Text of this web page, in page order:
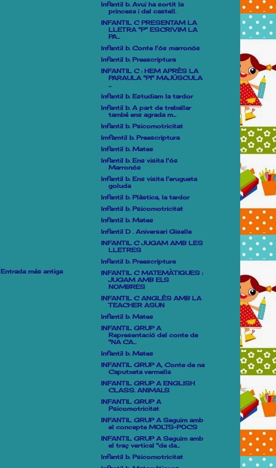
Entrada més antiga
Infantil b. Avui ha sortit la
princesa i del castell.
INFANTIL C PRESENTAM LA
LLETRA "P" ESCRIVIM LA
PA...
Infantil b. Conte l'ós marronós
Infantil b. Preescriptura
INFANTIL C : HEM APRÈS LA
PARAULA "PI" MAJÚSCULA
...
Infantil b. Estudiam la tardor
Infantil b. A part de treballar
també ens agrada m...
Infantil b. Psicomotricitat
Imfamtil b. Preescriptura
Infantil b. Mates
Infantil b. Ens visita l'ós
Marronós
Infantil b. Ens visita l'erugueta
goluda
Infantil b. Plàstica, la tardor
Infantil b. Psicomotricitat
Infantil b. Mates
Infantil D . Aniversari Giselle
INFANTIL C JUGAM AMB LES
LLETRES
Infantil b. Preescriptura
INFANTIL C MATEMÀTIQUES :
JUGAM AMB ELS
NOMBRES
INFANTIL C ANGLÈS AMB LA
TEACHER ASUN
Infantil b. Mates
INFANTIL GRUP A
Representació del conte de
"NA CA...
Infantil b. Mates
INFANTIL GRUP A, Conte de na
Caputxeta vermella
INFANTIL GRUP A ENGLISH
CLASS. ANIMALS
INFANTIL GRUP A
Psicomotricitat
INFANTIL GRUP A Seguim amb
el concepte MOLTS-POCS
INFANTIL GRUP A Seguim amb
el traç vertical "de da...
Infantil b. Psicomotricitat